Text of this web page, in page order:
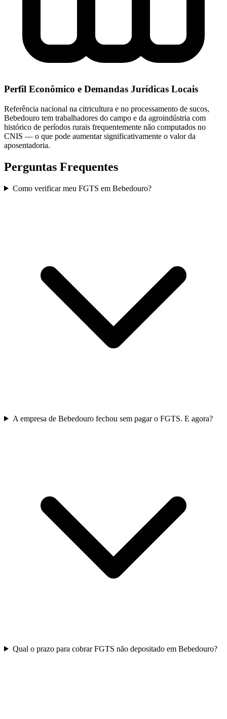
Perfil Econômico e Demandas Jurídicas Locais
Referência nacional na citricultura e no processamento de sucos,
Bebedouro tem trabalhadores do campo e da agroindústria com
histórico de períodos rurais frequentemente não computados no
CNIS — o que pode aumentar significativamente o valor da
aposentadoria.
Perguntas Frequentes
Como verificar meu FGTS em Bebedouro?
A empresa de Bebedouro fechou sem pagar o FGTS. E agora?
Qual o prazo para cobrar FGTS não depositado em Bebedouro?